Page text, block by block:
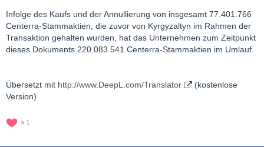
Infolge des Kaufs und der Annullierung von insgesamt 77.401.766
Centerra-Stammaktien, die zuvor von Kyrgyzaltyn im Rahmen der
Transaktion gehalten wurden, hat das Unternehmen zum Zeitpunkt
dieses Dokuments 220.083.541 Centerra-Stammaktien im Umlauf.
Übersetzt mit http://www.DeepL.com/Translator
(kostenlose
Version)
1